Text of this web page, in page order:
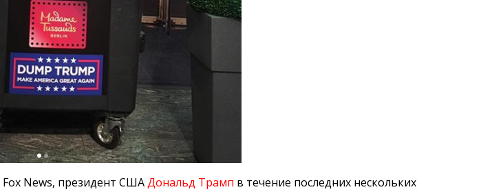
Fox News, президент СШАДональд Трамп в течение последних нескольких